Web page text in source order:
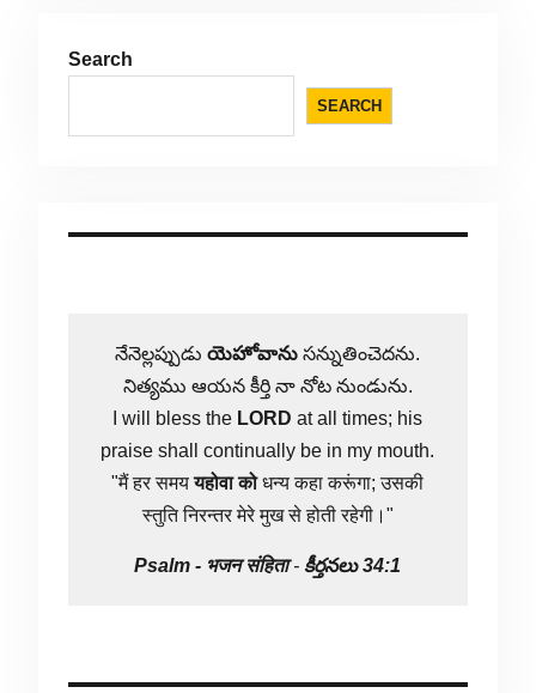
Search
SEARCH
నేనెల్లప్పుడుయెహోవాను సన్నుతించెదను.
నిత్యము ఆయన కీర్తి నా నోట నుండును.
I will bless the LORD at all times; his
praise shall continually be in my mouth.
"मैं हर समययहोवा कोधन्य कहा करूंगा; उसकी
स्तुति निरन्तर मेरे मुख से होती रहेगी।"
Psalm - भजन संहिता- కీర్తనలు 34:1